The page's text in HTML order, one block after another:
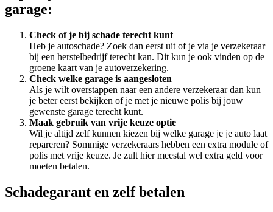
garage:
Check of je bij schade terecht kunt
Heb je autoschade? Zoek dan eerst uit of je via je verzekeraar
bij een herstelbedrijf terecht kan. Dit kun je ook vinden op de
groene kaart van je autoverzekering.
Check welke garage is aangesloten
Als je wilt overstappen naar een andere verzekeraar dan kun
je beter eerst bekijken of je met je nieuwe polis bij jouw
gewenste garage terecht kunt.
Maak gebruik van vrije keuze optie
Wil je altijd zelf kunnen kiezen bij welke garage je je auto laat
repareren? Sommige verzekeraars hebben een extra module of
polis met vrije keuze. Je zult hier meestal wel extra geld voor
moeten betalen.
Schadegarant en zelf betalen